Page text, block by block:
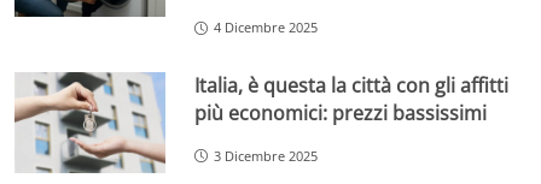
4 Dicembre 2025
Italia, è questa la città con gli affitti
più economici: prezzi bassissimi
3 Dicembre 2025